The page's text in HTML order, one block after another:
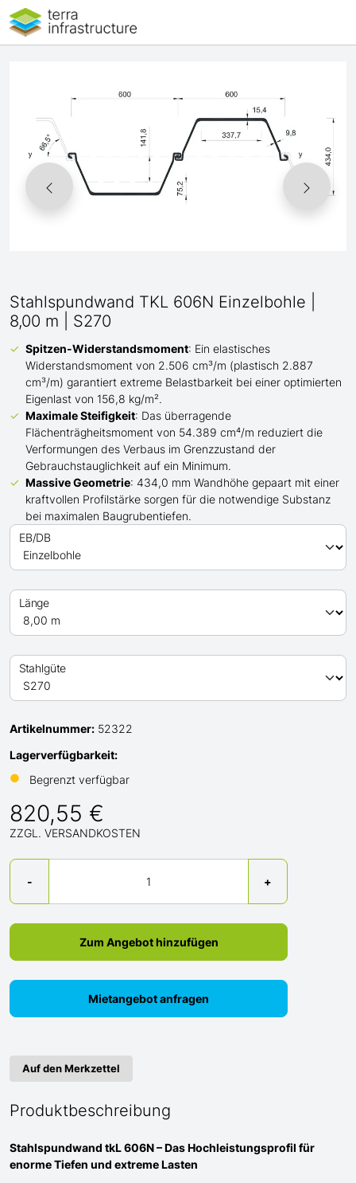
Stahlspundwand TKL 606N Einzelbohle |
8,00 m | S270
Spitzen-Widerstandsmoment: Ein elastisches
Widerstandsmoment von 2.506 cm³/m (plastisch 2.887
cm³/m) garantiert extreme Belastbarkeit bei einer optimierten
Eigenlast von 156,8 kg/m².
Maximale Steifigkeit: Das überragende
Flächenträgheitsmoment von 54.389 cm⁴/m reduziert die
Verformungen des Verbaus im Grenzzustand der
Gebrauchstauglichkeit auf ein Minimum.
Massive Geometrie: 434,0 mm Wandhöhe gepaart mit einer
kraftvollen Profilstärke sorgen für die notwendige Substanz
bei maximalen Baugrubentiefen.
EB/DB
Länge
Stahlgüte
Artikelnummer: 52322
Lagerverfügbarkeit:
●
Begrenzt verfügbar
820,55 €
ZZGL. VERSANDKOSTEN
-
Menge
+
Zum Angebot hinzufügen
Mietangebot anfragen
Auf den Merkzettel
Produktbeschreibung
Stahlspundwand tkL 606N – Das Hochleistungsprofil für
enormeTiefen und extreme Lasten